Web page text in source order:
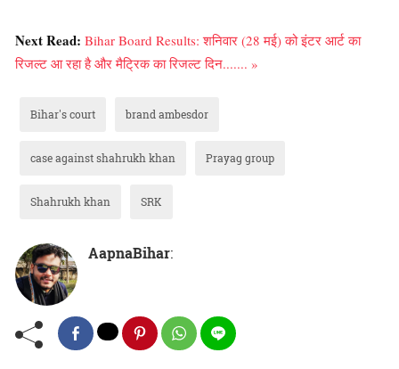
Next Read: Bihar Board Results: शनिवार (28 मई) को इंटर आर्ट का
रिजल्ट आ रहा है और मैट्रिक का रिजल्ट दिन....... »
Bihar's court brand ambesdor
case against shahrukh khan Prayag group
Shahrukh khan SRK
AapnaBihar: